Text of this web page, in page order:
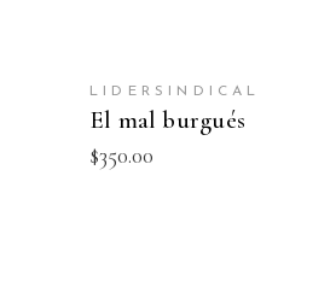
NEW
LIDERSINDICAL
El mal burgués
$350.00